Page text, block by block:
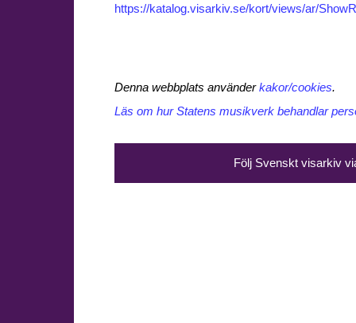
https://katalog.visarkiv.se/kort/views/ar/
Denna webbplats använderkakor/cookies.
Läs om hur Statens musikverk behandlar
Följ Svenskt visarkiv